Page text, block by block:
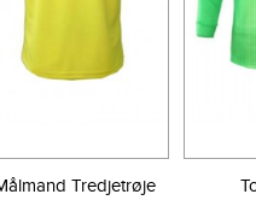
Tredjetrøje